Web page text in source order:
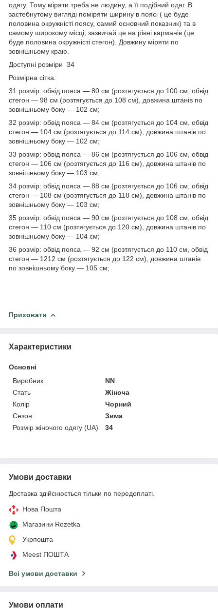
одягу. Тому міряти треба не людину, а її подібний одяг. В
застебнутому вигляді поміряти ширину в поясі ( це буде
половина окружністі поясу, самий основний показник) та в
самому широкому місці, зазвичай це на рівні карманів (це
буде половина окружністі стегон). Довжину міряти по
зовнішньому краю.
Доступні розміри 34
Розмірна сітка:
31 розмір: обвід пояса — 80 см (розтягується до 100 см, обвід
стегон — 98 см (розтягується до 108 см), довжина штанів по
зовнішньому боку — 102 см;
32 розмір: обвід пояса — 84 см (розтягується до 104 см, обвід
стегон — 104 см (розтягується до 114 см), довжина штанів по
зовнішньому боку — 102 см;
33 розмір: обвід пояса — 86 см (розтягується до 106 см, обвід
стегон — 106 см (розтягується до 116 см), довжина штанів по
зовнішньому боку — 103 см;
34 розмір: обвід пояса — 88 см (розтягується до 106 см, обвід
стегон — 108 см (розтягується до 118 см), довжина штанів по
зовнішньому боку — 103 см;
35 розмір: обвід пояса — 90 см (розтягується до 108 см, обвід
стегон — 110 см (розтягується до 120 см), довжина штанів по
зовнішньому боку — 104 см;
36 розмір: обвід пояса — 92 см (розтягується до 110 см, обвід
стегон — 1212 см (розтягується до 122 см), довжина штанів
по зовнішньому боку — 105 см;
Приховати
Характеристики
Основні
Виробник
NN
Стать
Жіноча
Колір
Чорний
Сезон
Зима
Розмір жіночого одягу (UA)
34
Умови доставки
Доставка здійснюється тільки по передоплаті.
Нова Пошта
Магазини Rozetka
Укрпошта
Meest ПОШТА
Всі умови доставки
Умови оплати